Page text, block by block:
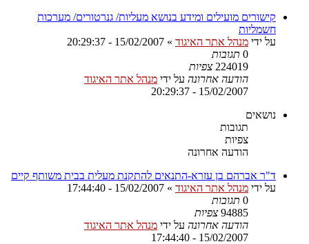
קישורים מועילים ומידע בנושא מעליות/ גנרטורים/ מערכות
חשמליות
על ידי מנהל אתר האיגוד »
15/02/2007 - 20:29:37
0 תגובות
224019 צפיות
הודעה אחרונה על ידי מנהל אתר האיגוד
15/02/2007 - 20:29:37
נושאים
תגובות
צפיות
הודעה אחרונה
ד"ר אברהם בן עזרא-התנאים להתקנת מעלית בבית משותף קיים
על ידי מנהל אתר האיגוד »
15/02/2007 - 17:44:40
0 תגובות
94885 צפיות
הודעה אחרונה על ידי מנהל אתר האיגוד
15/02/2007 - 17:44:40